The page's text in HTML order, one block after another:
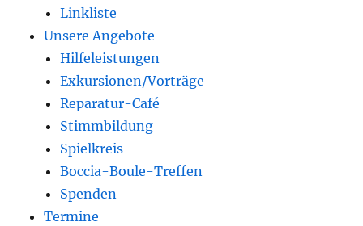
Linkliste
Unsere Angebote
Hilfeleistungen
Exkursionen/Vorträge
Reparatur-Café
Stimmbildung
Spielkreis
Boccia-Boule-Treffen
Spenden
Termine